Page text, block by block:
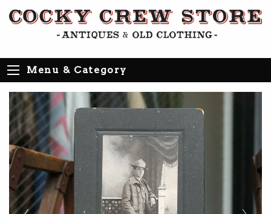
Menu & Category